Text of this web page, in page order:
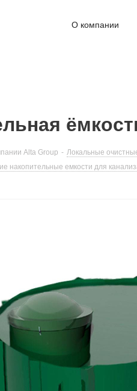
О компании
Alta Group - Локальные
накопительные емкости для